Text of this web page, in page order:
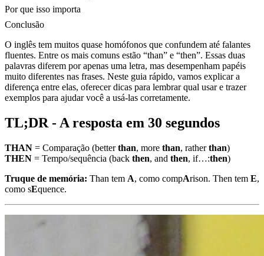
Por que isso importa
Conclusão
O inglês tem muitos quase homófonos que confundem até falantes
fluentes. Entre os mais comuns estão “than” e “then”. Essas duas
palavras diferem por apenas uma letra, mas desempenham papéis
muito diferentes nas frases. Neste guia rápido, vamos explicar a
diferença entre elas, oferecer dicas para lembrar qual usar e trazer
exemplos para ajudar você a usá-las corretamente.
TL;DR - A resposta em 30 segundos
THAN = Comparação (betterthan, more than, ratherthan)
THEN = Tempo/sequência (back then, and then, if…:then)
Truque de memória: Than tem A, como compArison. Then tem E,
como sEquence.